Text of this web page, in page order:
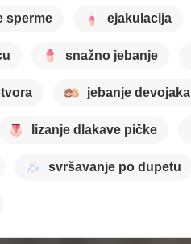
sperme ejakulacija
snažno jebanje
jebanje devojaka
lizanje dlakave pičke
svršavanje po dupetu